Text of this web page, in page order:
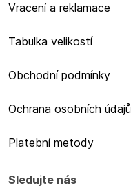
Vracení a reklamace
Tabulka velikostí
Obchodní podmínky
Ochrana osobních údajů
Platební metody
Sledujte nás